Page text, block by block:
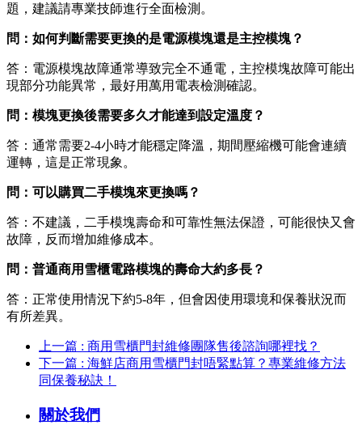
題，建議請專業技師進行全面檢測。
問：如何判斷需要更換的是電源模塊還是主控模塊？
答：電源模塊故障通常導致完全不通電，主控模塊故障可能出
現部分功能異常，最好用萬用電表檢測確認。
問：模塊更換後需要多久才能達到設定溫度？
答：通常需要2-4小時才能穩定降溫，期間壓縮機可能會連續
運轉，這是正常現象。
問：可以購買二手模塊來更換嗎？
答：不建議，二手模塊壽命和可靠性無法保證，可能很快又會
故障，反而增加維修成本。
問：普通商用雪櫃電路模塊的壽命大約多長？
答：正常使用情況下約5-8年，但會因使用環境和保養狀況而
有所差異。
上一篇 : 商用雪櫃門封維修團隊售後諮詢哪裡找？
下一篇 : 海鮮店商用雪櫃門封唔緊點算？專業維修方法
同保養秘訣！
關於我們